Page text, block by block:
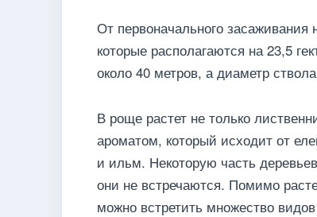
От первоначального
которые располагаются на 23,5
около 40 метров, а диаметр
В роще растет не только
ароматом, который исходит от
и ильм. Некоторую часть
они не встречаются. Помимо
можно встретить множество